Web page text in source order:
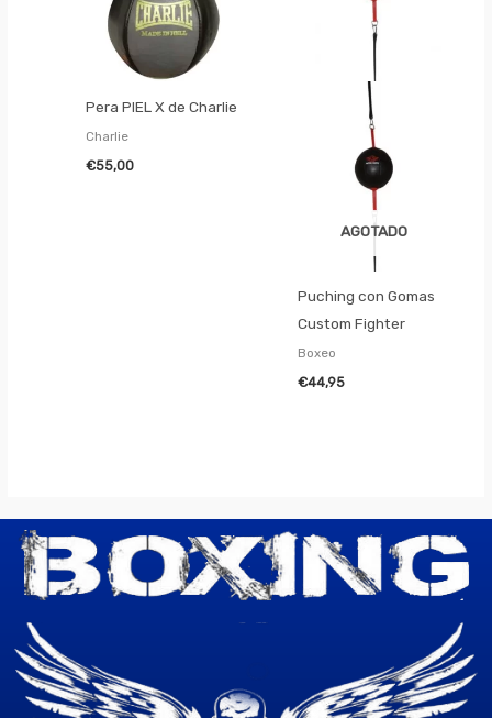
Pera PIEL X de Charlie
Charlie
€55,00
AGOTADO
Puching con Gomas
Custom Fighter
Boxeo
€44,95